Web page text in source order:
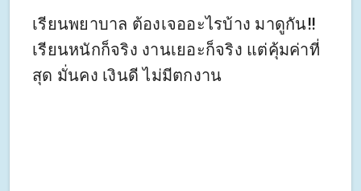
เรียนพยาบาล ต้องเจออะไรบ้าง มาดูกัน‼ ‍‍‍‍‍‍
เรียนหนักก็จริง งานเยอะก็จริง แต่คุ้มค่าที่
สุด มั่นคง เงินดี ไม่มีตกงาน